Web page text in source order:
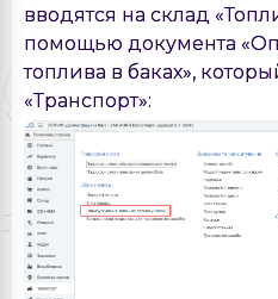
вводятся на склад
помощью документа
топлива в баках»,
«Транспорт»: